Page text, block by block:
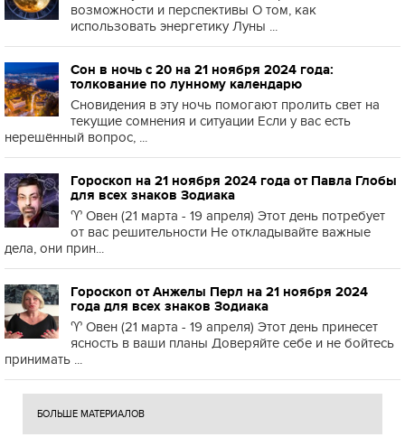
возможности и перспективы О том, как
использовать энергетику Луны ...
Сон в ночь с 20 на 21 ноября 2024 года:
толкование по лунному календарю
Сновидения в эту ночь помогают пролить свет на
текущие сомнения и ситуации Если у вас есть
нерешённый вопрос, ...
Гороскоп на 21 ноября 2024 года от Павла Глобы
для всех знаков Зодиака
♈️ Овен (21 марта - 19 апреля) Этот день потребует
от вас решительности Не откладывайте важные
дела, они прин...
Гороскоп от Анжелы Перл на 21 ноября 2024
года для всех знаков Зодиака
♈️ Овен (21 марта - 19 апреля) Этот день принесет
ясность в ваши планы Доверяйте себе и не бойтесь
принимать ...
БОЛЬШЕ МАТЕРИАЛОВ